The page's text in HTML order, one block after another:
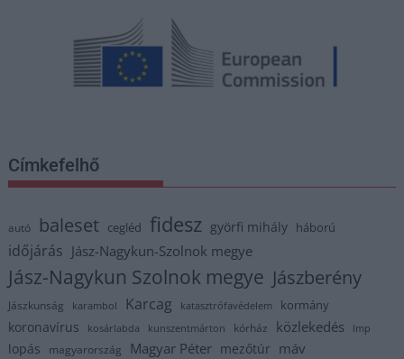
Címkefelhő
autó baleset cegléd fidesz györfi mihály háború
időjárás Jász-Nagykun-Szolnok megye
Jász-Nagykun Szolnok megye Jászberény
Jászkunság karambol Karcag katasztrófavédelem kormány
koronavírus kosárlabda kunszentmárton kórház közlekedés lmp
lopás magyarország Magyar Péter mezőtúr máv